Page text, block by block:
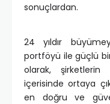
sonuçlardan.
24 yıldır
portföyü ile güçlü
olarak,
içerisinde ortaya
en doğru ve